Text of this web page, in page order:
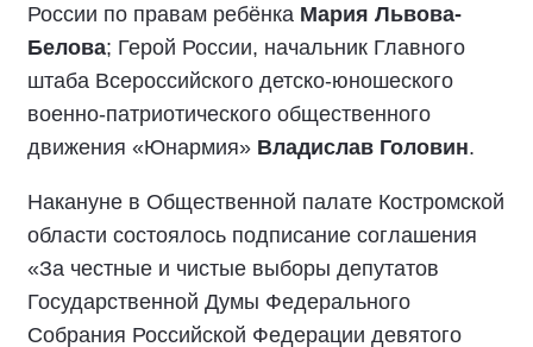
России по правам ребёнка Мария Львова-
Белова; Герой России, начальник Главного
штаба Всероссийского детско-юношеского
военно-патриотического общественного
движения «Юнармия» Владислав Головин.
Накануне в Общественной палате Костромской
области состоялось подписание соглашения
«За честные и чистые выборы депутатов
Государственной Думы Федерального
Собрания Российской Федерации девятого